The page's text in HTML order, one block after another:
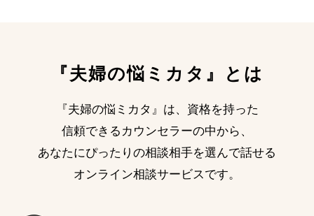
『夫婦の悩ミカタ』とは
『夫婦の悩ミカタ』は、資格を持った
信頼できるカウンセラーの中から、
あなたにぴったりの相談相手を選んで話せる
オンライン相談サービスです。